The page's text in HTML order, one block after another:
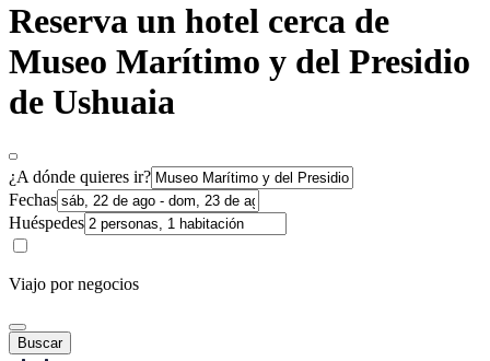
Reserva un hotel cerca de
Museo Marítimo y del Presidio
de Ushuaia
¿A dónde quieres ir?
Fechas
Huéspedes
Viajo por negocios
Buscar